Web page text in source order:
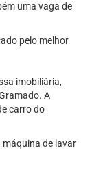
uma vaga de
pelo melhor
imobiliária,
A
carro do
máquina de lavar